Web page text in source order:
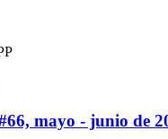
mayo - junio de